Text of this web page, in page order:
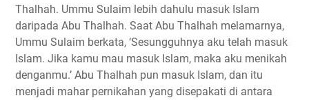
Thalhah. Ummu Sulaim lebih dahulu masuk Islam
daripada Abu Thalhah. Saat Abu Thalhah melamarnya,
Ummu Sulaim berkata, ‘Sesungguhnya aku telah masuk
Islam. Jika kamu mau masuk Islam, maka aku menikah
denganmu.’ Abu Thalhah pun masuk Islam, dan itu
menjadi mahar pernikahan yang disepakati di antara